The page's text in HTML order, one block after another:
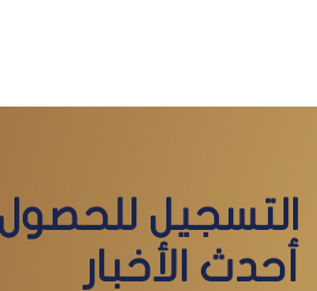
التسجيل
أحدث الأخبار